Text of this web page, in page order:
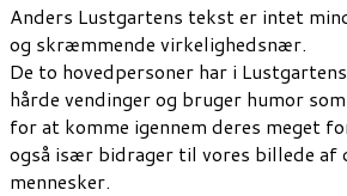
Anders Lustgartens tekst er intet
og skræmmende virkelighedsnær.
De to hovedpersoner har i
hårde vendinger og bruger humor
for at komme igennem deres meget
også især bidrager til vores billede af
mennesker.